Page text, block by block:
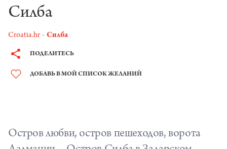
Силба
Croatia.hr Силба
ПОДЕЛИТЕСЬ
ДОБАВЬ В МОЙ СПИСОК ЖЕЛАНИЙ
Остров любви, остров пешеходов, ворота